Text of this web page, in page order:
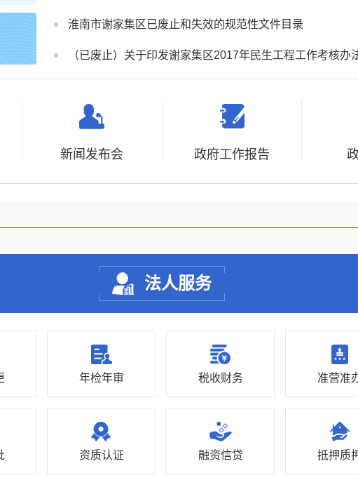
淮南市谢家集区已废止和失效的规范性文件目录
（已废止）关于印发谢家集区2017年民生工程工作考核办
新闻发布会 政府工作报告
法人服务
年检年审 税收财务 准营准
资质认证 融资信贷 抵押质